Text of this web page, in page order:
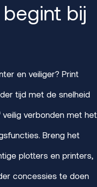
bij
en veiliger? Print
tijd met de snelheid
verbonden met het
Breng het
plotters en printers,
concessies te doen